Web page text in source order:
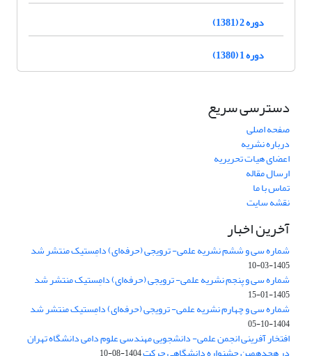
دوره 2 (1381)
دوره 1 (1380)
دسترسی سریع
صفحه اصلی
درباره نشریه
اعضای هیات تحریریه
ارسال مقاله
تماس با ما
نقشه سایت
آخرین اخبار
شماره سی و ششم نشریه علمی- ترویجی (حرفه‌ای) دامِستیک منتشر شد
1405-03-10
شماره سی و پنجم نشریه علمی- ترویجی (حرفه‌ای) دامِستیک منتشر شد
1405-01-15
شماره سی و چهارم نشریه علمی- ترویجی (حرفه‌ای) دامِستیک منتشر شد
1404-10-05
افتخار آفرینی انجمن علمی- دانشجویی مهندسی علوم دامی دانشگاه تهران